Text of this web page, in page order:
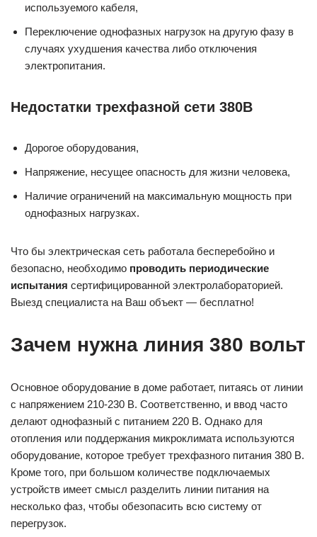
используемого кабеля,
Переключение однофазных нагрузок на другую фазу в
случаях ухудшения качества либо отключения
электропитания.
Недостатки трехфазной сети 380B
Дорогое оборудования,
Напряжение, несущее опасность для жизни человека,
Наличие ограничений на максимальную мощность при
однофазных нагрузках.
Что бы электрическая сеть работала бесперебойно и
безопасно, необходимо проводить периодические
испытания сертифицированной электролабораторией.
Выезд специалиста на Ваш объект — бесплатно!
Зачем нужна линия 380 вольт
Основное оборудование в доме работает, питаясь от линии
с напряжением 210-230 В. Соответственно, и ввод часто
делают однофазный с питанием 220 В. Однако для
отопления или поддержания микроклимата используются
оборудование, которое требует трехфазного питания 380 В.
Кроме того, при большом количестве подключаемых
устройств имеет смысл разделить линии питания на
несколько фаз, чтобы обезопасить всю систему от
перегрузок.